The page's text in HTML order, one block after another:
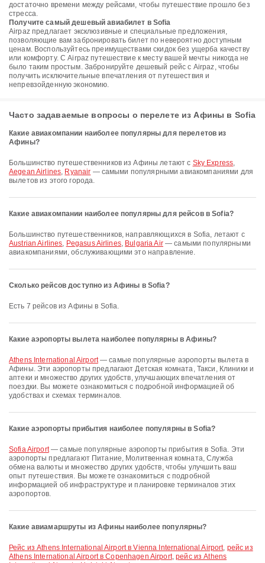
достаточно времени между рейсами, чтобы путешествие прошло без
стресса.
Получите самый дешевый авиабилет в Sofia
Airpaz предлагает эксклюзивные и специальные предложения,
позволяющие вам забронировать билет по невероятно доступным
ценам. Воспользуйтесь преимуществами скидок без ущерба качеству
или комфорту. С Airpaz путешествие к месту вашей мечты никогда не
было таким простым. Забронируйте дешевый рейс с Airpaz, чтобы
получить исключительные впечатления от путешествия и
непревзойденную экономию.
Часто задаваемые вопросы о перелете из Афины в Sofia
Какие авиакомпании наиболее популярны для перелетов из
Афины?
Большинство путешественников из Афины летают с Sky Express,
Aegean Airlines, Ryanair — самыми популярными авиакомпаниями для
вылетов из этого города.
Какие авиакомпании наиболее популярны для рейсов в Sofia?
Большинство путешественников, направляющихся в Sofia, летают с
Austrian Airlines, Pegasus Airlines, Bulgaria Air— самыми популярными
авиакомпаниями, обслуживающими это направление.
Сколько рейсов доступно из Афины в Sofia?
Есть 7 рейсов из Афины в Sofia.
Какие аэропорты вылета наиболее популярны в Афины?
Athens International Airport— самые популярные аэропорты вылета в
Афины. Эти аэропорты предлагают Детская комната, Такси, Клиники и
аптеки и множество других удобств, улучшающих впечатления от
поездки. Вы можете ознакомиться с подробной информацией об
удобствах и схемах терминалов.
Какие аэропорты прибытия наиболее популярны в Sofia?
Sofia Airport— самые популярные аэропорты прибытия в Sofia. Эти
аэропорты предлагают Питание, Молитвенная комната, Служба
обмена валюты и множество других удобств, чтобы улучшить ваш
опыт путешествия. Вы можете ознакомиться с подробной
информацией об инфраструктуре и планировке терминалов этих
аэропортов.
Какие авиамаршруты из Афины наиболее популярны?
рейс из Athens International Airport в Vienna International Airport, рейс из
Athens International Airport в Copenhagen Airport,рейс из Athens